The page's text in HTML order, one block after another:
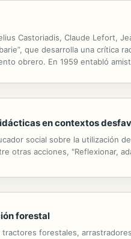
Castoriadis, Claude Lefort,
que desarrolla una crítica
obrero. En 1959 entabló
en contextos
social sobre la utilización
otras acciones, "Reflexionar,
forestal
forestales,